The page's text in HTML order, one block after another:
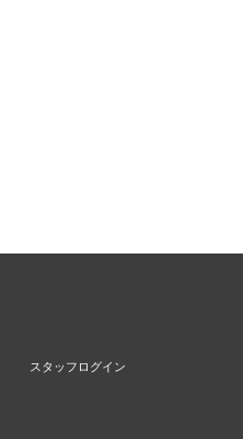
スタッフログイン